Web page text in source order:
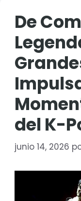
De
del K-
junio 14, 2026